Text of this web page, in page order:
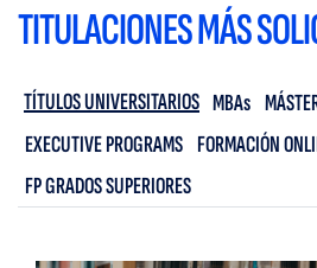
TITULACIONES MÁS
TÍTULOS UNIVERSITARIOS MBAs
EXECUTIVE PROGRAMS FORMACIÓN
FP GRADOS SUPERIORES